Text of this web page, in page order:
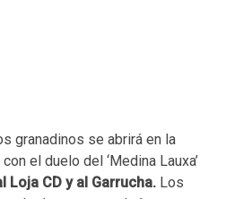
granadinos se abrirá en la
el duelo del ‘Medina Lauxa’
Loja CD y al Garrucha. Los